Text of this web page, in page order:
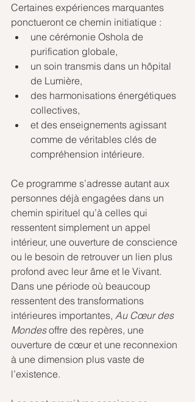
Certaines expériences marquantes
ponctueront ce chemin initiatique :
une cérémonie Oshola de
purification globale,
un soin transmis dans un hôpital
de Lumière,
des harmonisations énergétiques
collectives,
et des enseignements agissant
comme de véritables clés de
compréhension intérieure.
Ce programme s’adresse autant aux
personnes déjà engagées dans un
chemin spirituel qu’à celles qui
ressentent simplement un appel
intérieur, une ouverture de conscience
ou le besoin de retrouver un lien plus
profond avec leur âme et le Vivant.
Dans une période où beaucoup
ressentent des transformations
intérieures importantes, Au Cœur des
Mondes offre des repères, une
ouverture de cœur et une reconnexion
à une dimension plus vaste de
l’existence.